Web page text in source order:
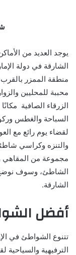
يوجد العديد من
الشارقة في دولة
منطقة الممزر
محببة للمحليين
الزرقاء الصافية
السباحة والغطس
لقضاء يوم رائع مع
والتنزه وكراسي
مجموعة من المقاهي
الشاطئ، وسوف
الشارقة.
أفضل
تتنوع الشواطئ في
الترفيهية